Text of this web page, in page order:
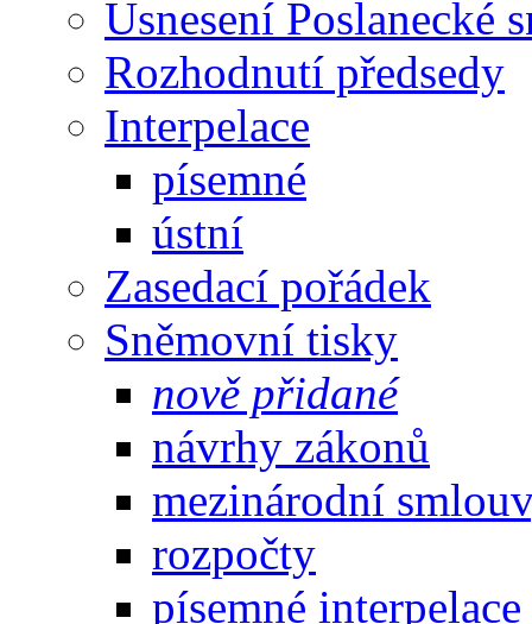
Usnesení Poslanecké
Rozhodnutí předsedy
Interpelace
písemné
ústní
Zasedací pořádek
Sněmovní tisky
nově přidané
návrhy zákonů
mezinárodní
rozpočty
písemné interpelace